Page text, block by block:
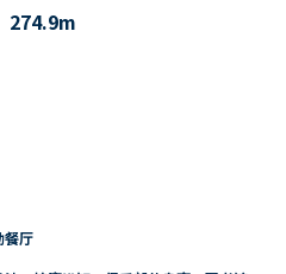
274.9m
餐厅